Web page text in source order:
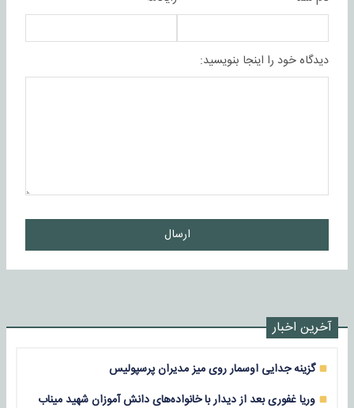
دیدگاه خود را اینجا بنویسید:
ارسال
آخرین اخبار
گزینه جدایی اوسمار روی میز مدیران پرسپولیس
وریا غفوری بعد از دیدار با خانواده‌های دانش آموزان شهید میناب